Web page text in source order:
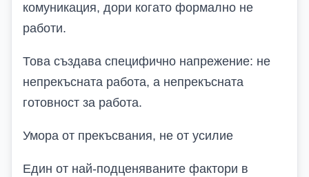
комуникация, дори когато формално не
работи.
Това създава специфично напрежение: не
непрекъсната работа, а непрекъсната
готовност за работа.
Умора от прекъсвания, не от усилие
Един от най-подценяваните фактори в